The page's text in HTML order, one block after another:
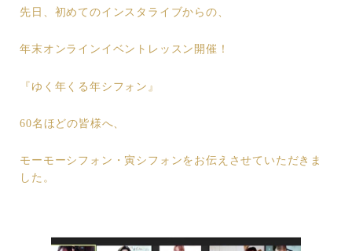
先日、初めてのインスタライブからの、
年末オンラインイベントレッスン開催！
『ゆく年くる年シフォン』
60名ほどの皆様へ、
モーモーシフォン・寅シフォンをお伝えさせていただきま
した。